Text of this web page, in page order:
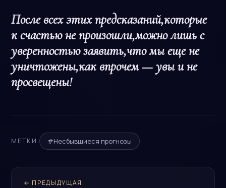
После всех этих предсказаний,которые
к счастью не произошли,можно лишь с
уверенностью заявить,что мы еще не
уничтожены,как впрочем — увы и не
просвещены!
МЕТКИ #Несбывшиеся прогнозы
← ПРЕДЫДУЩАЯ